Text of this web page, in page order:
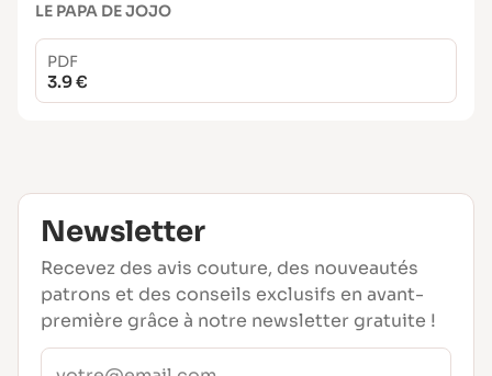
LE PAPA DE JOJO
PDF
3.9 €
Newsletter
Recevez des avis couture, des nouveautés
patrons et des conseils exclusifs en avant-
première grâce à notre newsletter gratuite !